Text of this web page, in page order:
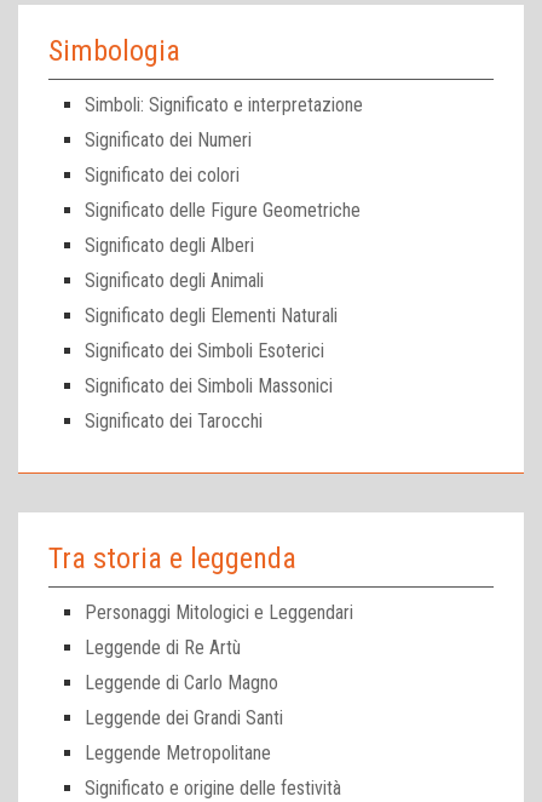
Simbologia
Simboli: Significato e interpretazione
Significato dei Numeri
Significato dei colori
Significato delle Figure Geometriche
Significato degli Alberi
Significato degli Animali
Significato degli Elementi Naturali
Significato dei Simboli Esoterici
Significato dei Simboli Massonici
Significato dei Tarocchi
Tra storia e leggenda
Personaggi Mitologici e Leggendari
Leggende di Re Artù
Leggende di Carlo Magno
Leggende dei Grandi Santi
Leggende Metropolitane
Significato e origine delle festività